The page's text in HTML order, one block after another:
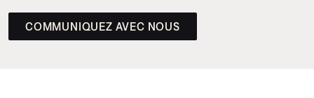
COMMUNIQUEZ AVEC NOUS